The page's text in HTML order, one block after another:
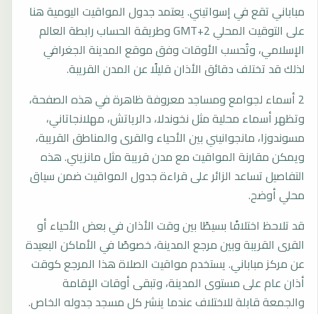
مباباني تقع في إسواتيني. يعتمد جدول المواقيت اليومية هنا
على التوقيت المحلي GMT+2 وطريقة الحساب رابطة العالم
الإسلامي، وتُحسب الأوقات وفق موقع المدينة الجغرافي
لذلك قد تختلف دقائق الأذان قليلًا عن المدن القريبة.
2 أسماء لجوامع ومساجد معروفة ظاهرة في هذه الصفحة،
وتظهر أسماء محلية مثل نخوندلا، دالرياتش، مهلانجاتاني،
مسوندوزا، مانجوانيني بين الأحياء والقرى والمناطق القريبة،
ويمكن مقارنة المواقيت مع مدن قريبة مثل مانزيني. هذه
التفاصيل تساعد الزائر على قراءة جدول المواقيت ضمن سياق
محلي أوضح.
قد تلاحظ اختلافًا بسيطًا بين وقت الأذان في بعض الأحياء أو
القرى القريبة وبين مرجع المدينة، خصوصًا في الأماكن البعيدة
عن مركز مباباني. يستخدم مواقيت الصلاة هذا المرجع كوقت
أذان عام على مستوى المدينة، وتبقى أوقات الإقامة
والجمعة قابلة للاختلاف عندما ينشر كل مسجد جدوله الخاص.